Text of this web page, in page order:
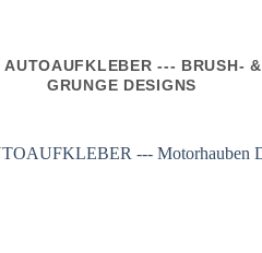
AUTOAUFKLEBER --- BRUSH- &
GRUNGE DESIGNS